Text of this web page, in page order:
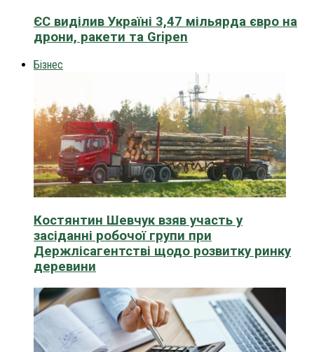
ЄС виділив Україні 3,47 мільярда євро на
дрони, ракети та Gripen
Бізнес
Костянтин Шевчук взяв участь у
засіданні робочої групи при
Держлісагентстві щодо розвитку ринку
деревини